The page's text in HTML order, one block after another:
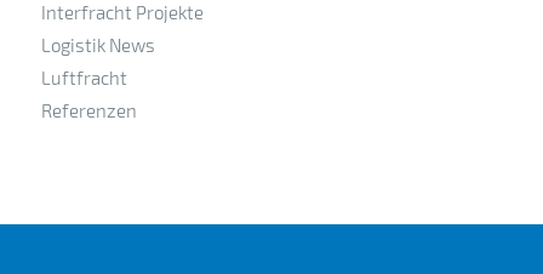
Interfracht Projekte
Logistik News
Luftfracht
Referenzen